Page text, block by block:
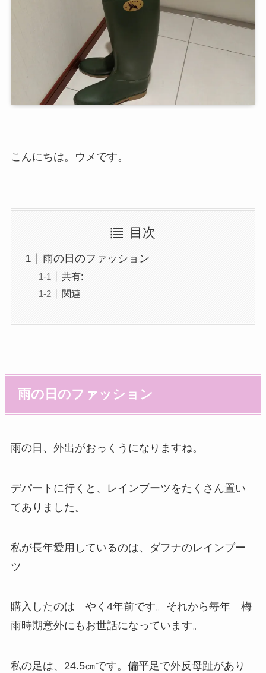
こんにちは。ウメです。
目次
雨の日のファッション
共有:
関連
雨の日のファッション
雨の日、外出がおっくうになりますね。
デパートに行くと、レインブーツをたくさん置い
てありました。
私が長年愛用しているのは、ダフナのレインブー
ツ
購入したのは やく4年前です。それから毎年 梅
雨時期意外にもお世話になっています。
私の足は、24.5㎝です。偏平足で外反母趾があり